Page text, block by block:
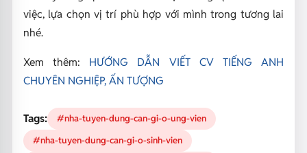
việc, lựa chọn vị trí phù hợp với mình trong tương lai
nhé.
Xem thêm: HƯỚNG DẪN VIẾT CV TIẾNG ANH
CHUYÊN NGHIỆP, ẤN TƯỢNG
Tags:
#nha-tuyen-dung-can-gi-o-ung-vien
#nha-tuyen-dung-can-gi-o-sinh-vien